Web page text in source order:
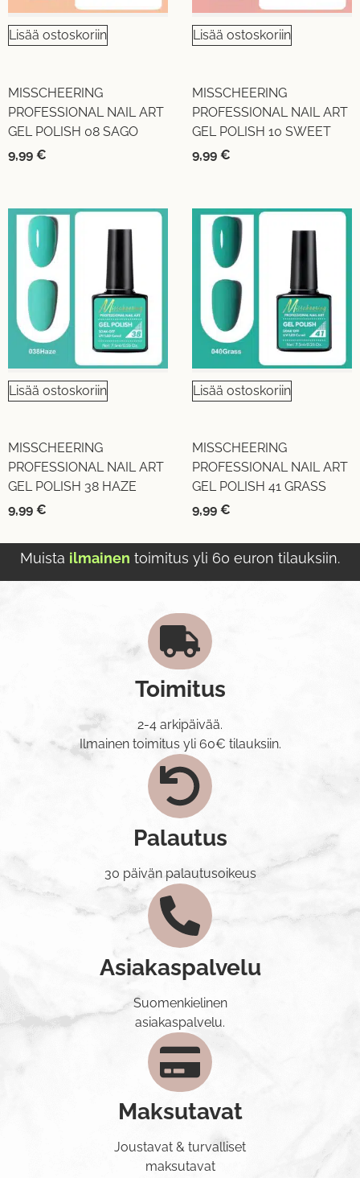
Lisää ostoskoriin
MISSCHEERING
PROFESSIONAL NAIL ART
GEL POLISH 08 SAGO
9,99 €
Lisää ostoskoriin
MISSCHEERING
PROFESSIONAL NAIL ART
GEL POLISH 10 SWEET
9,99 €
Lisää ostoskoriin
MISSCHEERING
PROFESSIONAL NAIL ART
GEL POLISH 38 HAZE
9,99 €
Lisää ostoskoriin
MISSCHEERING
PROFESSIONAL NAIL ART
GEL POLISH 41 GRASS
9,99 €
Muista ilmainen toimitus yli 60 euron tilauksiin.
Toimitus
2-4 arkipäivää.
Ilmainen toimitus yli 60€ tilauksiin.
Palautus
30 päivän palautusoikeus
Asiakaspalvelu
Suomenkielinen
asiakaspalvelu.
Maksutavat
Joustavat & turvalliset
maksutavat